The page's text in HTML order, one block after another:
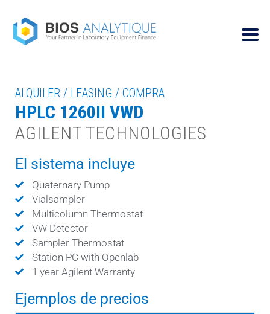
ALQUILER / LEASING / COMPRA
HPLC 1260II VWD
AGILENT TECHNOLOGIES
El sistema incluye
Quaternary Pump
Vialsampler
Multicolumn Thermostat
VW Detector
Sampler Thermostat
Station PC with Openlab
1 year Agilent Warranty
Ejemplos de precios